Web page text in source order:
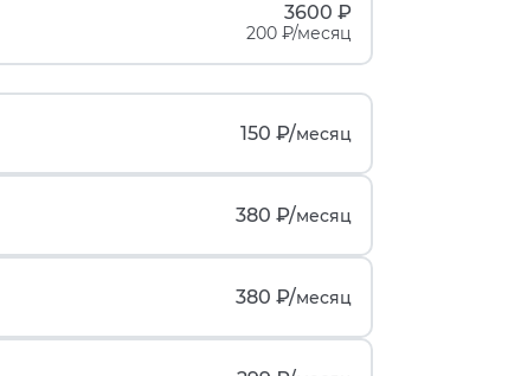
3600 ₽
200 ₽/месяц
150 ₽/месяц
380 ₽/месяц
380 ₽/месяц